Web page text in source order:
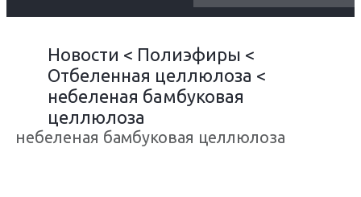
КАРЬЕРА
СЕРТИФИКАТЫ
Новости < Полиэфиры <
Отбеленная целлюлоза <
небеленая бамбуковая
целлюлоза
небеленая бамбуковая целлюлоза